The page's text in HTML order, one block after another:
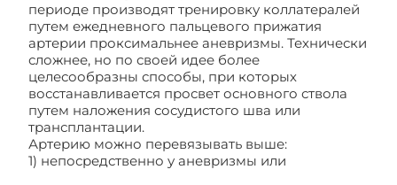
периоде производят тренировку коллатералей
путем ежедневного пальцевого прижатия
артерии проксимальнее аневризмы. Технически
сложнее, но по своей идее более
целесообразны способы, при которых
восстанавливается просвет основного ствола
путем наложения сосудистого шва или
трансплантации.
Артерию можно перевязывать выше:
1) непосредственно у аневризмы или